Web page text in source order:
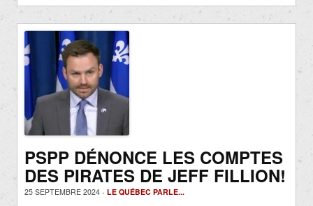
PSPP DÉNONCE LES COMPTES
DES PIRATES DE JEFF FILLION!
25 SEPTEMBRE 2024 - LE QUÉBEC PARLE...